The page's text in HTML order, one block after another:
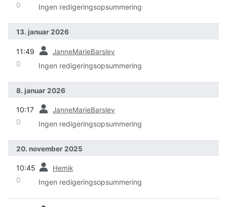
0 Ingen redigeringsopsummering
13. januar 2026
11:49 JanneMarieBarslev
0 Ingen redigeringsopsummering
8. januar 2026
10:17 JanneMarieBarslev
0 Ingen redigeringsopsummering
20. november 2025
10:45 Hemik
0 Ingen redigeringsopsummering